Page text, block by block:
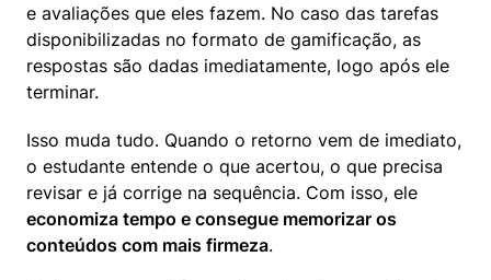
e avaliações que eles fazem. No caso das tarefas
disponibilizadas no formato de gamificação, as
respostas são dadas imediatamente, logo após ele
terminar.
Isso muda tudo. Quando o retorno vem de imediato,
o estudante entende o que acertou, o que precisa
economiza tempo e consegue memorizar os
conteúdos com mais firmeza.